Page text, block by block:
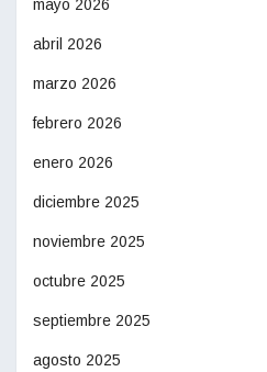
mayo 2026
abril 2026
marzo 2026
febrero 2026
enero 2026
diciembre 2025
noviembre 2025
octubre 2025
septiembre 2025
agosto 2025